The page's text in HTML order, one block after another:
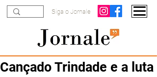
Siga o Jornale
Cançado Trindade e a luta